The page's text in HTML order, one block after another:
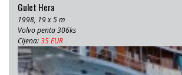
Gulet Hera
1998, 19 x 5 m
Volvo penta 306ks
Cijena:35 EUR